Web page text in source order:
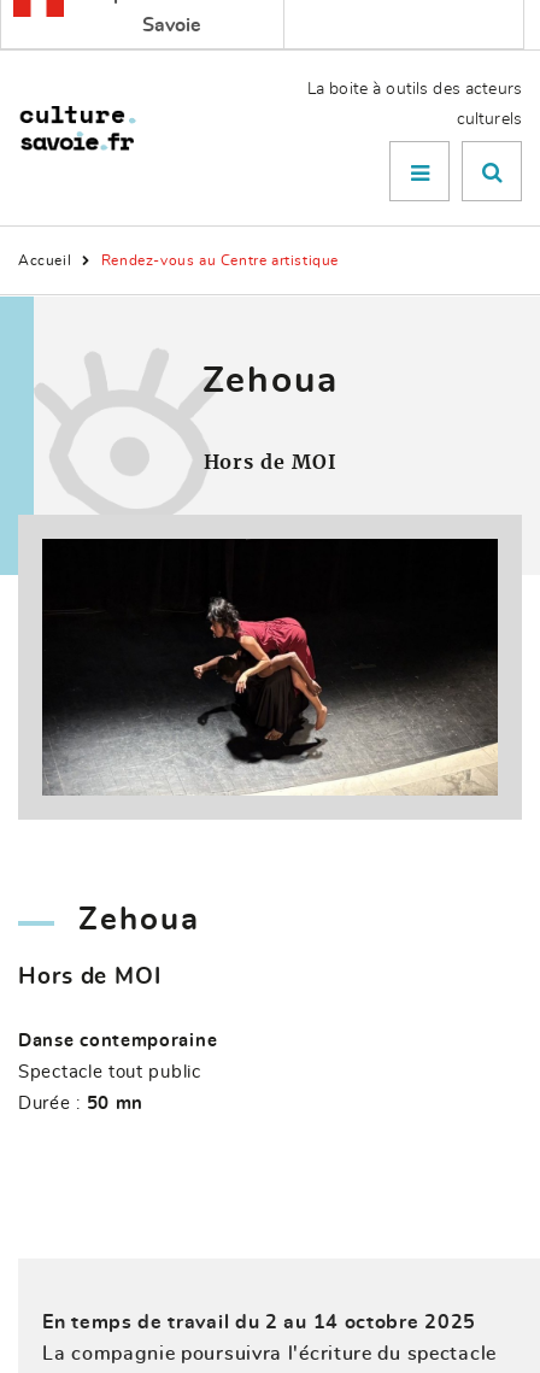
Savoie
La boite à outils des acteurs
culturels
Menu

Accueil Rendez-vous au Centre artistique
Zehoua
Hors de MOI
Zehoua
Hors de MOI
Danse contemporaine
Spectacle tout public
Durée : 50 mn
En temps de travail du 2 au 14 octobre 2025
La compagnie poursuivra l'écriture du spectacle